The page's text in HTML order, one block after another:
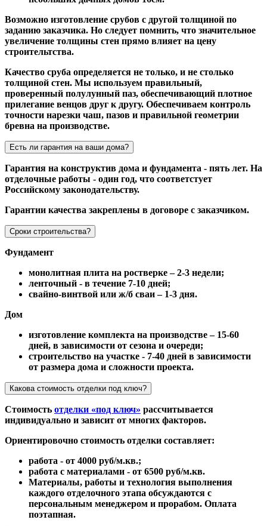
Возможно изготовление срубов с другой толщиной по
заданию заказчика. Но следует помнить, что значительное
увеличение толщины стен прямо влияет на цену
строительтства.
Качество сруба определяется не только, и не столько
толщиной стен. Мы используем правильный,
проверенный полулунный паз, обеспечивающий плотное
прилегание венцов друг к другу. Обеспечиваем контроль
точности нарезки чаш, пазов и правильной геометрии
бревна на производстве.
Есть ли гарантия на ваши дома?
Гарантия на конструктив дома и фундамента - пять лет. На
отделочные работы - один год, что соответстует
Российскому законодательству.
Гарантии качества закреплены в договоре с заказчиком.
Сроки строительства?
Фундамент
монолитная плита на ростверке – 2-3 недели;
ленточный - в течение 7-10 дней;
свайно-винтвой или ж/б сваи – 1-3 дня.
Дом
изготовление комплекта на производстве – 15-60
дней, в зависимости от сезона и очереди;
строительство на участке - 7-40 дней в зависимости
от размера дома и сложности проекта.
Какова стоимость отделки под ключ?
Стоимость отделки «под ключ» рассчитывается
индивидуально и зависит от многих факторов.
Ориентировочно стоимость отделки составляет:
работа - от 4000 руб/м.кв.;
работа с материалами - от 6500 руб/м.кв.
Материалы, работы и технология выполнения
каждого отделочного этапа обсуждаются с
персональным менеджером и прорабом. Оплата
поэтапная.